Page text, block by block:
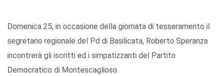
Domenica 25, in occasione della giornata di tesseramento il
segretario regionale del Pd di Basilicata, Roberto Speranza
incontrerà gli iscritti ed i simpatizzanti del Partito
Democratico di Montescaglioso.